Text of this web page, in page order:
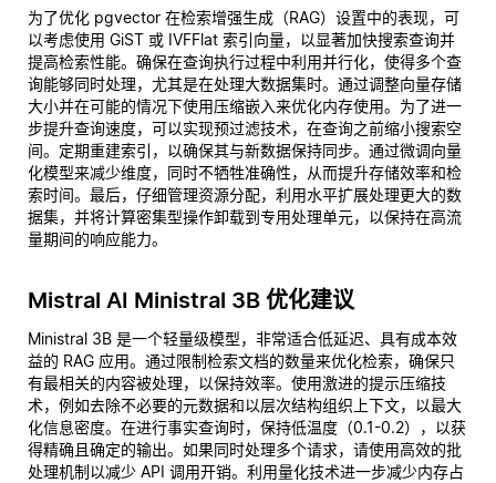
为了优化 pgvector 在检索增强生成（RAG）设置中的表现，可
以考虑使用 GiST 或 IVFFlat 索引向量，以显著加快搜索查询并
提高检索性能。确保在查询执行过程中利用并行化，使得多个查
询能够同时处理，尤其是在处理大数据集时。通过调整向量存储
大小并在可能的情况下使用压缩嵌入来优化内存使用。为了进一
步提升查询速度，可以实现预过滤技术，在查询之前缩小搜索空
间。定期重建索引，以确保其与新数据保持同步。通过微调向量
化模型来减少维度，同时不牺牲准确性，从而提升存储效率和检
索时间。最后，仔细管理资源分配，利用水平扩展处理更大的数
据集，并将计算密集型操作卸载到专用处理单元，以保持在高流
量期间的响应能力。
Mistral AI Ministral 3B 优化建议
Ministral 3B 是一个轻量级模型，非常适合低延迟、具有成本效
益的 RAG 应用。通过限制检索文档的数量来优化检索，确保只
有最相关的内容被处理，以保持效率。使用激进的提示压缩技
术，例如去除不必要的元数据和以层次结构组织上下文，以最大
化信息密度。在进行事实查询时，保持低温度（0.1-0.2），以获
得精确且确定的输出。如果同时处理多个请求，请使用高效的批
处理机制以减少 API 调用开销。利用量化技术进一步减少内存占